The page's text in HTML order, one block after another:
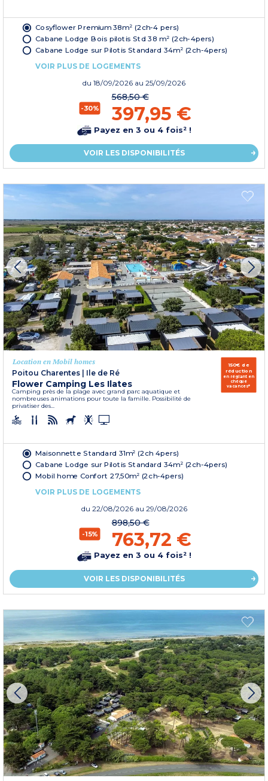
Cosyflower Premium 38m² (2ch-4 pers)
Cabane Lodge Bois pilotis Std 38 m² (2ch-4pers)
Cabane Lodge sur Pilotis Standard 34m² (2ch-4pers)
VOIR PLUS DE LOGEMENTS
du 18/09/2026 au 25/09/2026
-30%
568,50 €
397,95 €
Payez en 3 ou 4 fois² !
VOIR LES DISPONIBILITÉS
Location en Mobil homes
Poitou Charentes | Ile de Ré
Flower Camping Les Ilates
Camping près de la plage avec grand parc aquatique et
nombreuses animations pour toute la famille. Possibilité de
privatiser des...
150€ de
réduction
en réglant en
chèque
vacances*
Maisonnette Standard 31m² (2ch 4pers)
Cabane Lodge sur Pilotis Standard 34m² (2ch-4pers)
Mobil home Confort 27,50m² (2ch-4pers)
VOIR PLUS DE LOGEMENTS
du 22/08/2026 au 29/08/2026
-15%
898,50 €
763,72 €
Payez en 3 ou 4 fois² !
VOIR LES DISPONIBILITÉS